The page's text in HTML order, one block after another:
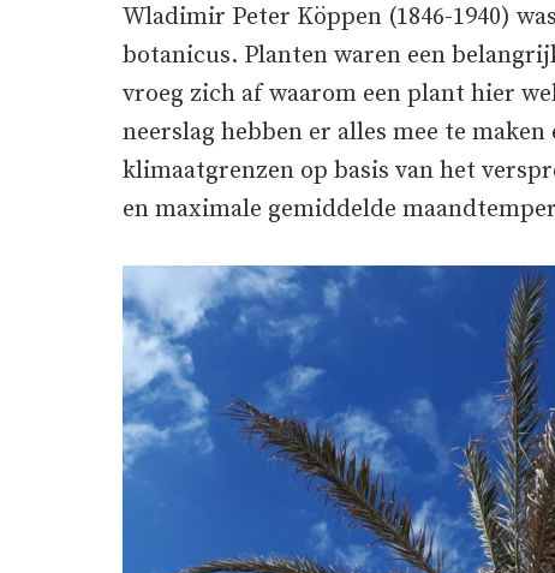
Wladimir Peter Köppen (1846-1940)
botanicus. Planten waren een
vroeg zich af waarom een plant hier
neerslag hebben er alles mee te
klimaatgrenzen op basis van het
en maximale gemiddelde